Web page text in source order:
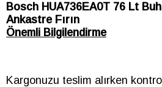
Bosch HUA736EA0T 76 Lt
Ankastre Fırın
Önemli Bilgilendirme
Kargonuzu teslim alırken